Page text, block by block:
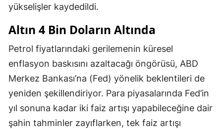
yükselişler kaydedildi.
Altın 4 Bin Doların Altında
Petrol fiyatlarındaki gerilemenin küresel
enflasyon baskısını azaltacağı öngörüsü, ABD
Merkez Bankası’na (Fed) yönelik beklentileri de
yeniden şekillendiriyor. Para piyasalarında Fed’in
yıl sonuna kadar iki faiz artışı yapabileceğine dair
şahin tahminler zayıflarken, tek faiz artışı